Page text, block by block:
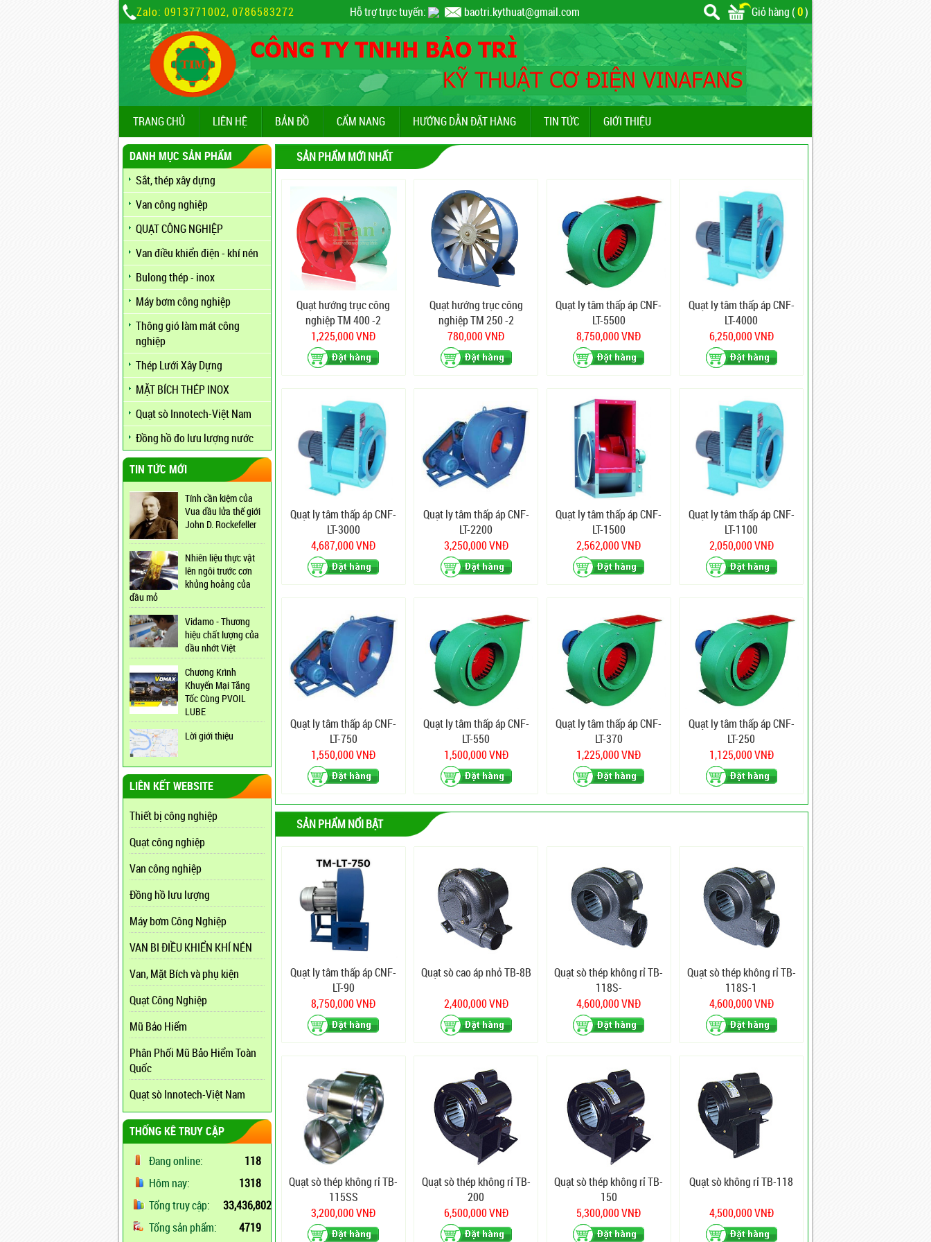
Zalo: 0913771002, 0786583272 Hỗ trợ trực tuyến: baotri.kythuat@gmail.com Giỏ hàng (0)
TRANG CHỦ LIÊN HỆ BẢN ĐỒ CẨM NANG HƯỚNG DẪN ĐẶT HÀNG TIN TỨC GIỚI THIỆU
DANH MỤC SẢN PHẨM
Sắt, thép xây dựng
Van công nghiệp
QUẠT CÔNG NGHIỆP
Van điều khiển điện - khí nén
Bulong thép - inox
Máy bơm công nghiệp
Thông gió làm mát công
nghiệp
Thép Lưới Xây Dựng
MẶT BÍCH THÉP INOX
Quạt sò Innotech-Việt Nam
Đồng hồ đo lưu lượng nước
TIN TỨC MỚI
Tính cần kiệm của
Vua dầu lửa thế giới
John D. Rockefeller
Nhiên liệu thực vật
lên ngôi trước cơn
khủng hoảng của
dầu mỏ
Vidamo - Thương
hiệu chất lượng của
dầu nhớt Việt
Chương Krình
Khuyến Mại Tăng
Tốc Cùng PVOIL
LUBE
Lời giới thiệu
LIÊN KẾT WEBSITE
Thiết bị công nghiệp
Quạt công nghiệp
Van công nghiệp
Đồng hồ lưu lượng
Máy bơm Công Nghiệp
VAN BI ĐIỀU KHIỂN KHÍ NÉN
Van, Mặt Bích và phụ kiện
Quạt Công Nghiệp
Mũ Bảo Hiểm
Phân Phối Mũ Bảo Hiểm Toàn
Quốc
Quạt sò Innotech-Việt Nam
THỐNG KÊ TRUY CẬP
Đang online:
118
Hôm nay:
1318
Tổng truy cập:
33,436,802
Tổng sản phẩm:
4719
SẢN PHẨM MỚI NHẤT
Quạt hướng trục công
nghiệp TM 400 -2
1,225,000 VNĐ
Quạt hướng trục công
nghiệp TM 250 -2
780,000 VNĐ
Quạt ly tâm thấp áp CNF-
LT-5500
8,750,000 VNĐ
Quạt ly tâm thấp áp CNF-
LT-4000
6,250,000 VNĐ
Quạt ly tâm thấp áp CNF-
LT-3000
4,687,000 VNĐ
Quạt ly tâm thấp áp CNF-
LT-2200
3,250,000 VNĐ
Quạt ly tâm thấp áp CNF-
LT-1500
2,562,000 VNĐ
Quạt ly tâm thấp áp CNF-
LT-1100
2,050,000 VNĐ
Quạt ly tâm thấp áp CNF-
LT-750
1,550,000 VNĐ
Quạt ly tâm thấp áp CNF-
LT-550
1,500,000 VNĐ
Quạt ly tâm thấp áp CNF-
LT-370
1,225,000 VNĐ
Quạt ly tâm thấp áp CNF-
LT-250
1,125,000 VNĐ
SẢN PHẨM NỔI BẬT
Quạt ly tâm thấp áp CNF-
LT-90
8,750,000 VNĐ
Quạt sò cao áp nhỏ TB-8B
2,400,000 VNĐ
Quạt sò thép không rỉ TB-
118S-
4,600,000 VNĐ
Quạt sò thép không rỉ TB-
118S-1
4,600,000 VNĐ
Quạt sò thép không rỉ TB-
115SS
3,200,000 VNĐ
Quạt sò thép không rỉ TB-
200
6,500,000 VNĐ
Quạt sò thép không rỉ TB-
150
5,300,000 VNĐ
Quạt sò không rỉ TB-118
4,500,000 VNĐ